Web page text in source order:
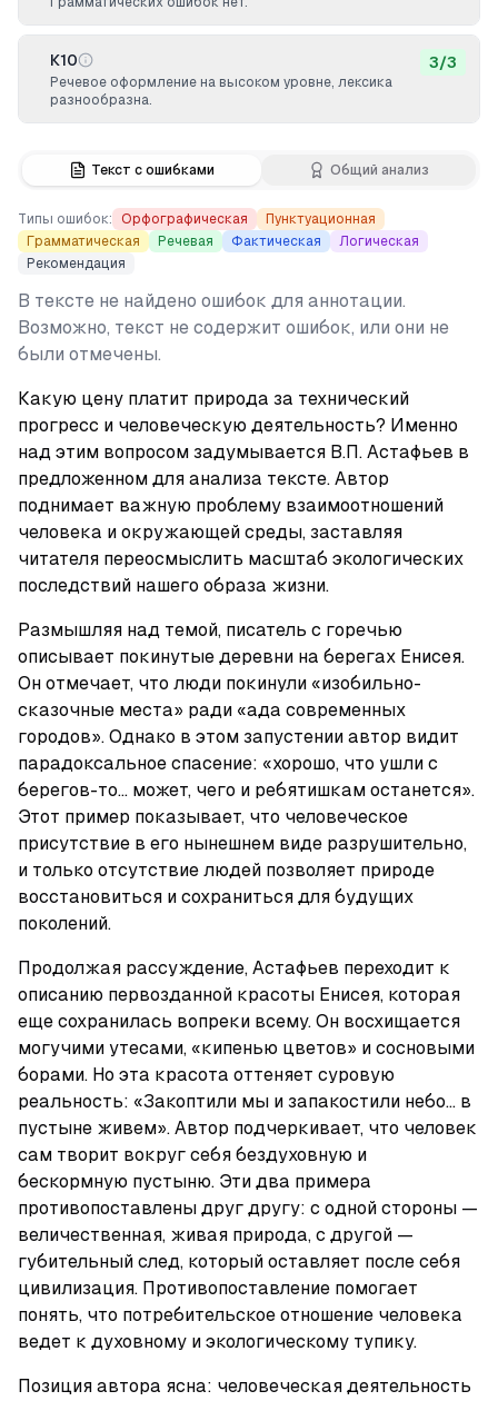
Текст с ошибками Общий анализ
Типы ошибок: Орфографическая
Пунктуационная
Грамматическая
Речевая Фактическая
Логическая
Рекомендация
В тексте не найдено ошибок для аннотации.
Возможно, текст не содержит ошибок, или они не
были отмечены.
Какую цену платит природа за технический
прогресс и человеческую деятельность? Именно
над этим вопросом задумывается В.П. Астафьев в
предложенном для анализа тексте. Автор
поднимает важную проблему взаимоотношений
человека и окружающей среды, заставляя
читателя переосмыслить масштаб экологических
последствий нашего образа жизни.
Размышляя над темой, писатель с горечью
описывает покинутые деревни на берегах Енисея.
Он отмечает, что люди покинули «изобильно-
сказочные места» ради «ада современных
городов». Однако в этом запустении автор видит
парадоксальное спасение: «хорошо, что ушли с
берегов-то... может, чего и ребятишкам останется».
Этот пример показывает, что человеческое
присутствие в его нынешнем виде разрушительно,
и только отсутствие людей позволяет природе
восстановиться и сохраниться для будущих
поколений.
Продолжая рассуждение, Астафьев переходит к
описанию первозданной красоты Енисея, которая
еще сохранилась вопреки всему. Он восхищается
могучими утесами, «кипенью цветов» и сосновыми
борами. Но эта красота оттеняет суровую
реальность: «Закоптили мы и запакостили небо... в
пустыне живем». Автор подчеркивает, что человек
сам творит вокруг себя бездуховную и
бескормную пустыню. Эти два примера
противопоставлены друг другу: с одной стороны —
величественная, живая природа, с другой —
губительный след, который оставляет после себя
цивилизация. Противопоставление помогает
понять, что потребительское отношение человека
ведет к духовному и экологическому тупику.
Позиция автора ясна: человеческая деятельность
К10
Речевое оформление на высоком уровне, лексика
разнообразна.
3/3